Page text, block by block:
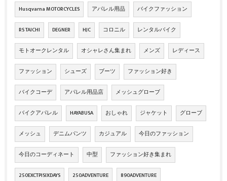
Husqvarna MOTORCYCLES アパレル用品 バイクファッション
RS TAICHI DEGNER HJC コロニル レンタルバイク
モトオークレンタル オシャレさん集まれ メンズ レディース
ファッション シューズ ブーツ ファッション好き
バイクコーデ アパレル用品店 メッシュグローブ
バイクアパレル HAYABUSA おしゃれ ジャケット グローブ
メッシュ デニムパンツ カジュアル 今日のファッション
今日のコーディネート 中型 ファッション好き集まれ
250EXCTPISIXDAYS 250ADVENTURE 890ADVENTURE